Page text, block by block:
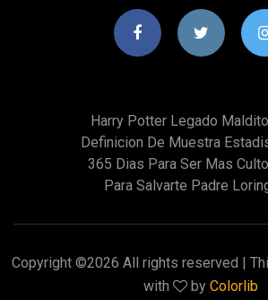
Harry Potter Legado
Definicion De Muestra
365 Dias Para Ser Mas
Para Salvarte Padre
Copyright ©2026 All rights reserved |
with
by Colorlib